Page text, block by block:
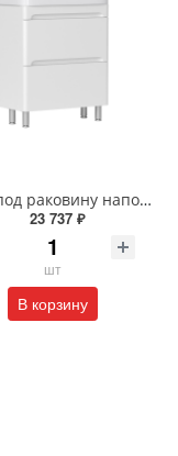
Тумба под раковину напольная EQUIL Найс 60 см tnNICE60.2Y-05 белая
23 737 ₽
шт
В корзину